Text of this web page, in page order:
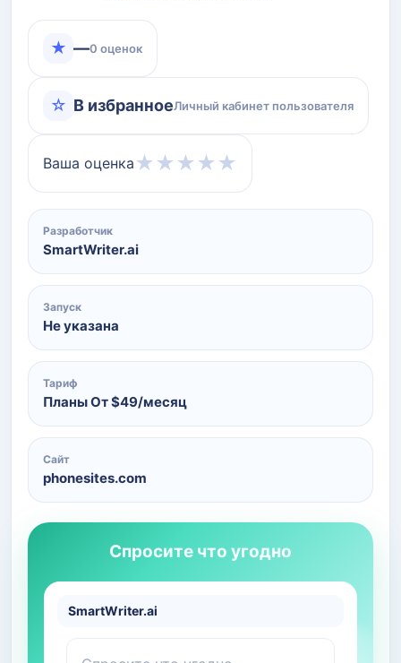
★ —0 оценок
☆ В избранноеЛичный кабинет пользователя
Ваша оценка ★ ★ ★ ★ ★
Разработчик
SmartWriter.ai
Запуск
Не указана
Тариф
Планы От ‍$49/месяц
Сайт
phonesites.com
Спросите что угодно
SmartWriter.ai